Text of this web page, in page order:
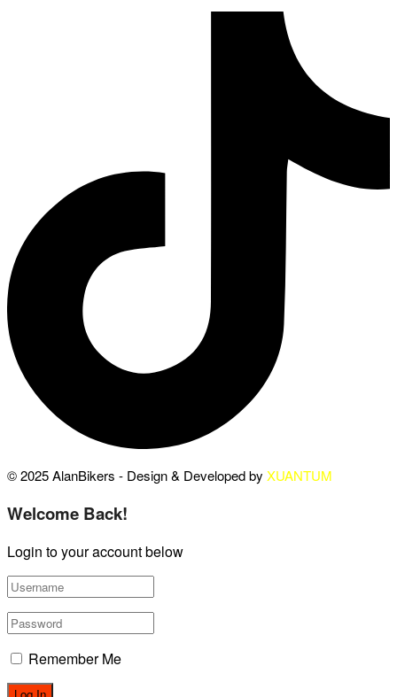
© 2025 AlanBikers - Design & Developed by XUANTUM
Welcome Back!
Login to your account below
Remember Me